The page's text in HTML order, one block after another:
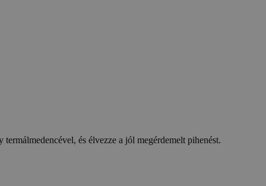
és élvezze a jól megérdemelt pihenést.